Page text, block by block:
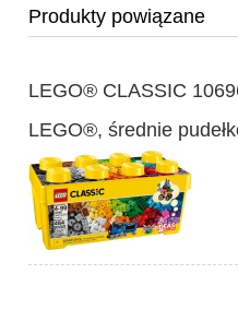
Produkty powiązane
LEGO® CLASSIC
LEGO®, średnie